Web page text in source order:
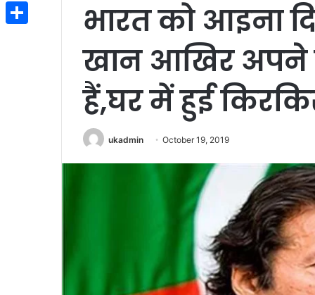
भारत को आइना
खान आखिर अपने
हैं,घर में हुई
ukadmin October 19, 2019
WhatsApp